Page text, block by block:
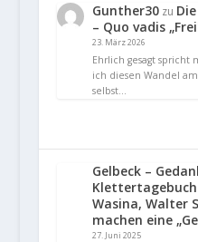
Gunther30zu
– Quo vadis
23. März 2026
Ehrlich gesagt spricht
ich diesen Wandel
selbst…
Gelbeck –
Klettertagebuch
Wasina, Walter
machen eine
27. Juni 2025